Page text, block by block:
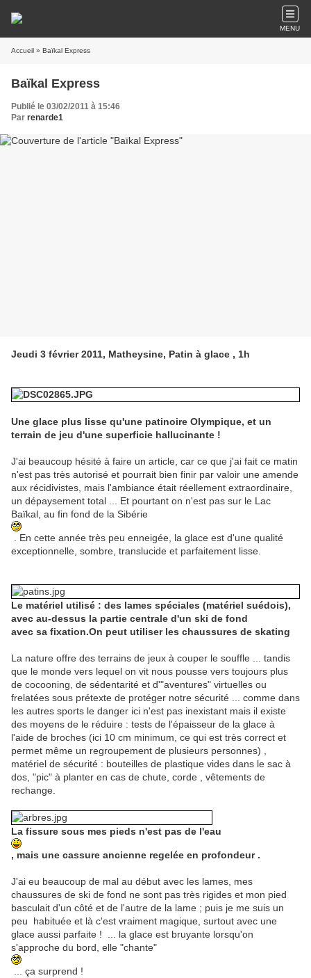
MENU
Accueil » Baïkal Express
Baïkal Express
Publié le 03/02/2011 à 15:46
Par renarde1
Jeudi 3 février 2011, Matheysine, Patin à glace , 1h
Une glace plus lisse qu'une patinoire Olympique, et un
terrain de jeu d'une superficie hallucinante !
J'ai beaucoup hésité à faire un article, car ce que j'ai fait ce matin
n'est pas très autorisé et pourrait bien finir par valoir une amende
aux récidivistes, mais l'ambiance était réellement extraordinaire,
un dépaysement total ... Et pourtant on n'est pas sur le Lac
Baïkal, au fin fond de la Sibérie
. En cette année très peu enneigée, la glace est d'une qualité
exceptionnelle, sombre, translucide et parfaitement lisse.
Le matériel utilisé : des lames spéciales (matériel suédois),
avec au-dessus la partie centrale d'un ski de fond
avec sa fixation.On peut utiliser les chaussures de skating
La nature offre des terrains de jeux à couper le souffle ... tandis
que le monde vers lequel on vit nous pousse vers toujours plus
de cocooning, de sédentarité et d'"aventures" virtuelles ou
frelatées sous prétexte de protéger notre sécurité ... comme dans
les autres sports le danger ici n'est pas inexistant mais il existe
des moyens de le réduire : tests de l'épaisseur de la glace à
l'aide de broches (ici 10 cm minimum, ce qui est très correct et
permet même un regroupement de plusieurs personnes) ,
matériel de sécurité : bouteilles de plastique vides dans le sac à
dos, "pic" à planter en cas de chute, corde , vêtements de
rechange.
La fissure sous mes pieds n'est pas de l'eau
, mais une cassure ancienne regelée en profondeur .
J'ai eu beaucoup de mal au début avec les lames, mes
chaussures de ski de fond ne sont pas très rigides et mon pied
basculait d'un côté et de l'autre de la lame ; puis je me suis un
peu habituée et là c'est vraiment magique, surtout avec une
glace aussi parfaite ! ... la glace est bruyante lorsqu'on
s'approche du bord, elle "chante"
... ça surprend !